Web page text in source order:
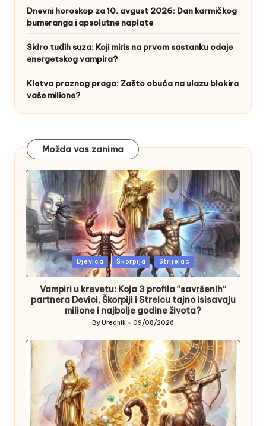
Dnevni horoskop za 10. avgust 2026: Dan karmičkog
bumeranga i apsolutne naplate
Sidro tuđih suza: Koji miris na prvom sastanku odaje
energetskog vampira?
Kletva praznog praga: Zašto obuća na ulazu blokira
vaše milione?
Možda vas zanima
Posted
in
Djevica Škorpija Strijelac
Vampiri u krevetu: Koja 3 profila “savršenih”
partnera Devici, Škorpiji i Strelcu tajno isisavaju
milione i najbolje godine života?
Posted
ByUrednik 09/08/2026